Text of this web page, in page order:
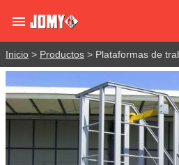

Inicio > Productos > Plataformas de